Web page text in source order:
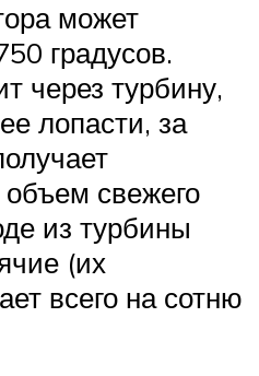
может
градусов.
через турбину,
лопасти, за
свежего
из турбины
(их
всего на сотню